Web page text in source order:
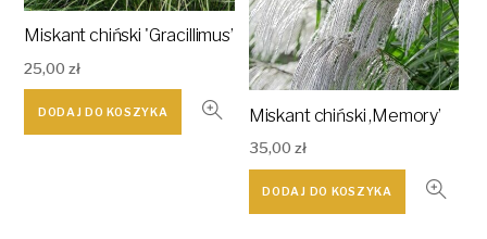
Miskant chiński 'Gracillimus’
25,00zł
DODAJ DO KOSZYKA Miskant chiński ,Memory’
35,00 zł
DODAJ DO KOSZYKA